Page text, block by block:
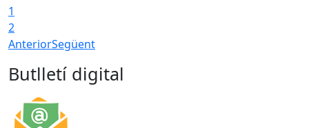
1
2
AnteriorSegüent
Butlletí digital